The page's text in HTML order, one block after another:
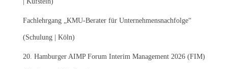
Fachlehrgang „KMU-Berater für Unternehmensnachfolge“
(Schulung | Köln)
20. Hamburger AIMP Forum Interim Management 2026 (FIM)